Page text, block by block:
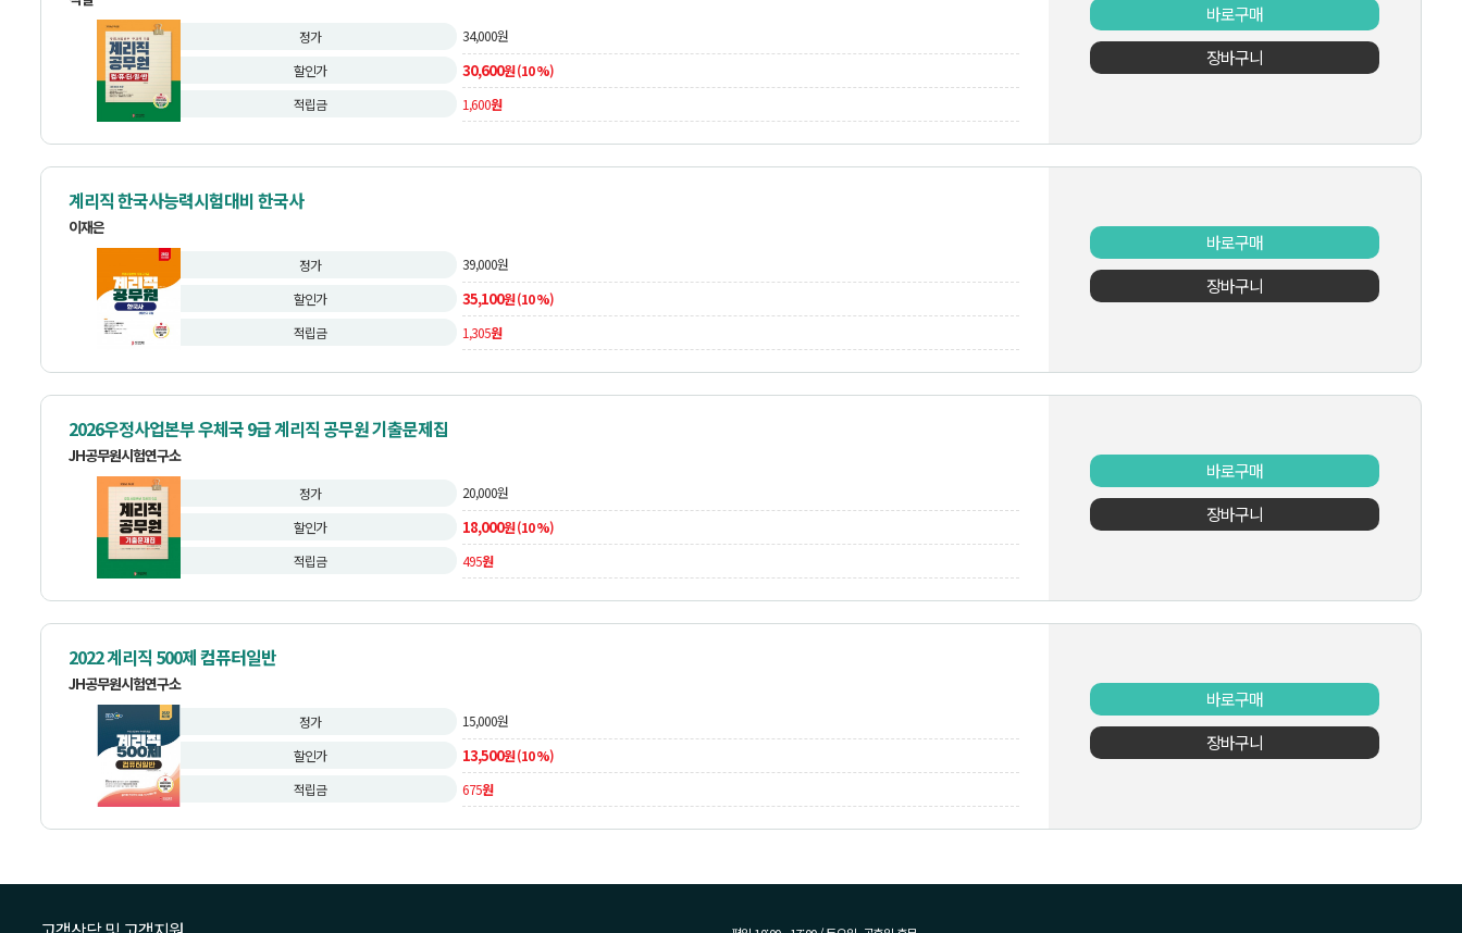
정가 34,000원
할인가
30,600원 (10 %)
적립금
1,600원
바로구매
장바구니
계리직 한국사능력시험대비 한국사
이재은
정가 39,000원
할인가
35,100원 (10 %)
적립금
1,305원
바로구매
장바구니
2026우정사업본부 우체국 9급 계리직 공무원 기출문제집
JH공무원시험연구소
정가 20,000원
할인가
18,000원 (10 %)
적립금
495원
바로구매
장바구니
2022 계리직 500제 컴퓨터일반
JH공무원시험연구소
정가 15,000원
할인가
13,500원 (10 %)
적립금
675원
바로구매
장바구니